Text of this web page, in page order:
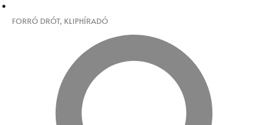
FORRÓ DRÓT, KLIPHÍRADÓ